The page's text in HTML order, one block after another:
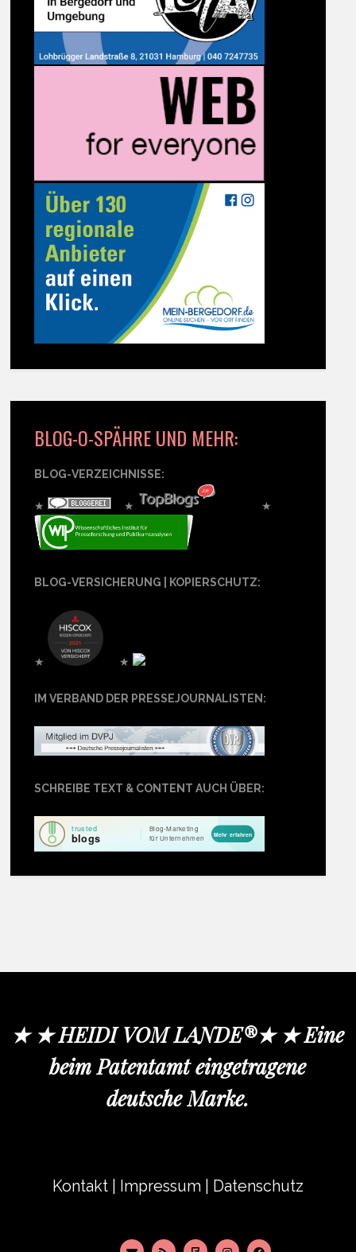
BLOG-O-SPÄHRE UND MEHR:
BLOG-VERZEICHNISSE:
★ ★ ★
BLOG-VERSICHERUNG | KOPIERSCHUTZ:
★ ★
IM VERBAND DER PRESSEJOURNALISTEN:
SCHREIBE TEXT & CONTENT AUCH ÜBER:
★ ★ HEIDI VOM LANDE®★ ★ Eine
beim Patentamt eingetragene
deutsche Marke.
Kontakt Impressum Datenschutz